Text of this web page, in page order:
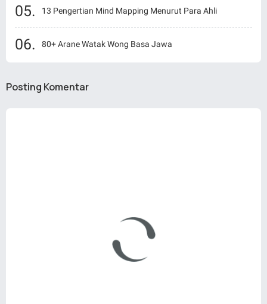
13 Pengertian Mind Mapping Menurut Para Ahli
80+ Arane Watak Wong Basa Jawa
Posting Komentar